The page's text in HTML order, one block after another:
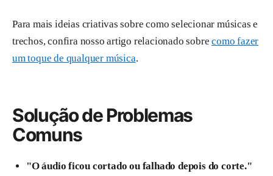
Para mais ideias criativas sobre como selecionar músicas e
trechos, confira nosso artigo relacionado sobrecomo fazer
um toque de qualquer música.
Solução de Problemas
Comuns
"O áudio ficou cortado ou falhado depois do corte."